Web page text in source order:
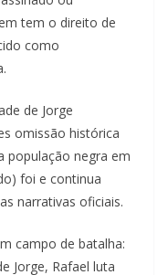
tem o direito de
como
de Jorge
omissão histórica
negra em
foi e continua
narrativas oficiais.
campo de batalha:
Jorge, Rafael luta